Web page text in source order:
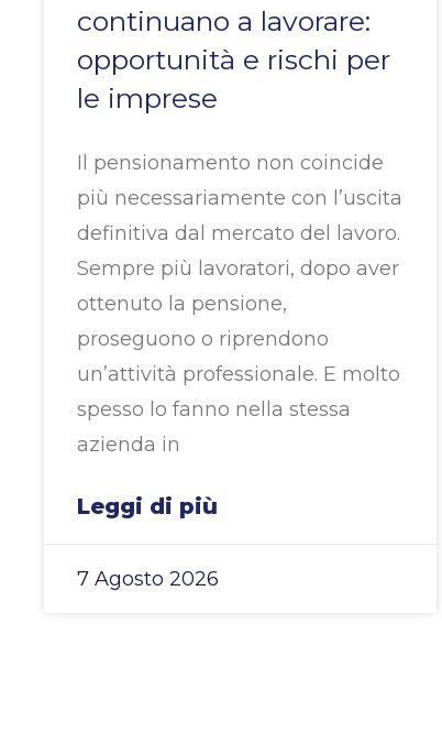
continuano a lavorare:
opportunità e rischi per
le imprese
Il pensionamento non coincide
più necessariamente con l’uscita
definitiva dal mercato del lavoro.
Sempre più lavoratori, dopo aver
ottenuto la pensione,
proseguono o riprendono
un’attività professionale. E molto
spesso lo fanno nella stessa
azienda in
Leggi di più
7 Agosto 2026